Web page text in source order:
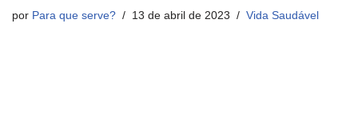
por Para que serve? 13 de abril de 2023 Vida Saudável